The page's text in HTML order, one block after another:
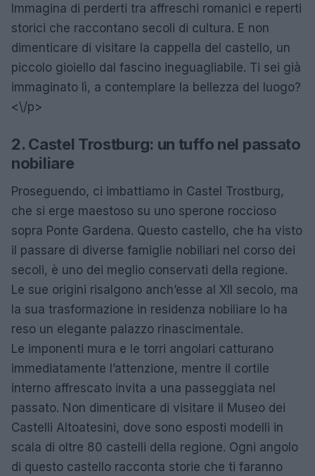
Immagina di perderti tra affreschi romanici e reperti
storici che raccontano secoli di cultura. E non
dimenticare di visitare la cappella del castello, un
piccolo gioiello dal fascino ineguagliabile. Ti sei già
immaginato lì, a contemplare la bellezza del luogo?
<\/p>
2. Castel Trostburg: un tuffo nel passato
nobiliare
Proseguendo, ci imbattiamo in Castel Trostburg,
che si erge maestoso su uno sperone roccioso
sopra Ponte Gardena. Questo castello, che ha visto
il passare di diverse famiglie nobiliari nel corso dei
secoli, è uno dei meglio conservati della regione.
Le sue origini risalgono anch’esse al XII secolo, ma
la sua trasformazione in residenza nobiliare lo ha
reso un elegante palazzo rinascimentale.
Le imponenti mura e le torri angolari catturano
immediatamente l’attenzione, mentre il cortile
interno affrescato invita a una passeggiata nel
passato. Non dimenticare di visitare il Museo dei
Castelli Altoatesini, dove sono esposti modelli in
scala di oltre 80 castelli della regione. Ogni angolo
di questo castello racconta storie che ti faranno